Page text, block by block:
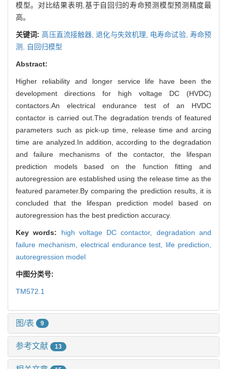
模型。对比结果表明,基于自回归的寿命预测模型预测精度最
高。
关键词:高压直流接触器,退化与失效机理, 电寿命试验, 寿命预
测,
自回归模型
Abstract:
Higher reliability and longer service life have been the
development directions for high voltage DC (HVDC)
contactors.An electrical endurance test of an HVDC
contactor is carried out.The degradation trends of featured
parameters such as pick-up time, release time and arcing
time are analyzed.In addition, according to the degradation
and failure mechanisms of the contactor, the lifespan
prediction models based on the function fitting and
autoregression are established using the release time as the
featured parameter.By comparing the prediction results, it is
concluded that the lifespan prediction model based on
autoregression has the best prediction accuracy.
Key words: high voltage DC contactor, degradation and
failure mechanism, electrical endurance test, life prediction,
autoregression model
中图分类号:
TM572.1
图/表 9
参考文献 13